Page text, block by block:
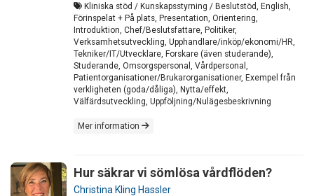
Kliniska stöd / Kunskapsstyrning / Beslutstöd, English,
Förinspelat + På plats, Presentation, Orientering,
Introduktion, Chef/Beslutsfattare, Politiker,
Verksamhetsutveckling, Upphandlare/inköp/ekonomi/HR,
Tekniker/IT/Utvecklare, Forskare (även studerande),
Studerande, Omsorgspersonal, Vårdpersonal,
Patientorganisationer/Brukarorganisationer, Exempel från
verkligheten (goda/dåliga), Nytta/effekt,
Välfärdsutveckling, Uppföljning/Nulägesbeskrivning
Mer information
Hur säkrar vi sömlösa vårdflöden?
Christina Kling Hassler